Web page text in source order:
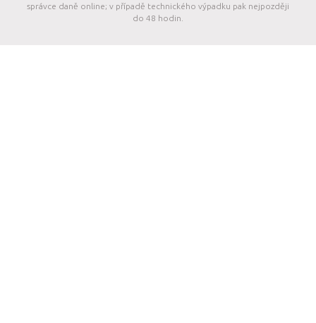
správce daně online; v případě technického výpadku pak nejpozději
do 48 hodin.